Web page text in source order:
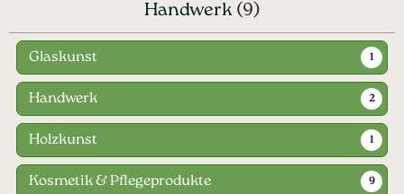
Handwerk (9)
Glaskunst 1
Handwerk 2
Holzkunst 1
Kosmetik & Pflegeprodukte 9